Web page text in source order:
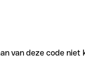
van deze code